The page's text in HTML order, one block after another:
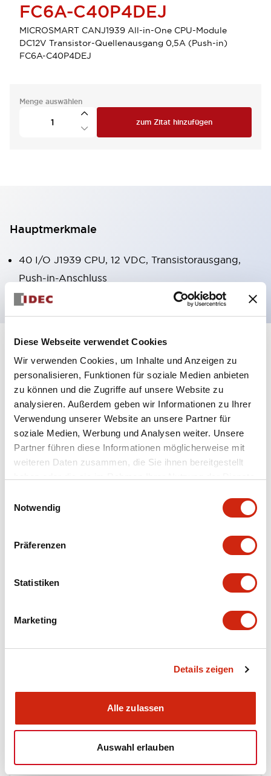
Diese Webseite verwendet Cookies
Wir verwenden Cookies, um Inhalte und Anzeigen zu
personalisieren, Funktionen für soziale Medien anbieten
zu können und die Zugriffe auf unsere Website zu
analysieren. Außerdem geben wir Informationen zu Ihrer
Verwendung unserer Website an unsere Partner für
soziale Medien, Werbung und Analysen weiter. Unsere
Partner führen diese Informationen möglicherweise mit
weiteren Daten zusammen, die Sie ihnen bereitgestellt
Notwendig
Präferenzen
Statistiken
Marketing
Details zeigen
Alle zulassen
Auswahl erlauben
FC6A-C40P4DEJ
MICROSMART CANJ1939 All-in-One CPU-Module
DC12V Transistor-Quellenausgang 0,5A (Push-in)
FC6A-C40P4DEJ
Menge auswählen
zum Zitat hinzufügen
Hauptmerkmale
40 I/O J1939 CPU, 12 VDC, Transistorausgang,
Push-in-Anschluss
Spezifikationen
Certification Specifications
Electrical Specifications
Environmental Specifications
Hardware Specifications
Mechanical Specifications
Operation Specifications
Specifications
Dokumente und Dateien
Kataloge & Broschüren Bedienungsanleitung Handbücher